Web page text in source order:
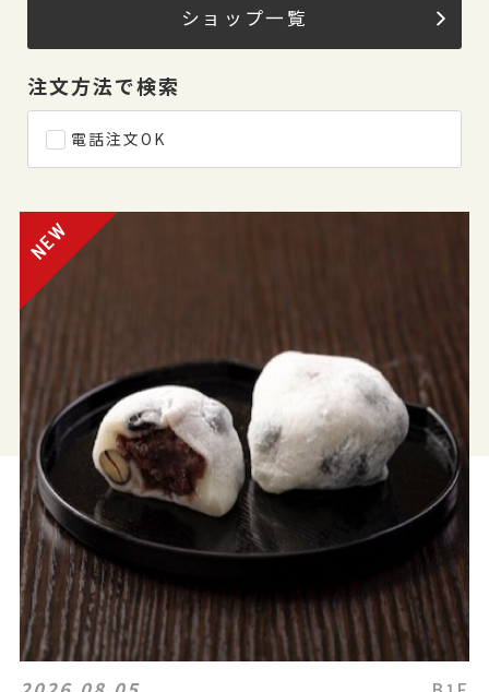
ショップ一覧
注文方法で検索
電話注文OK